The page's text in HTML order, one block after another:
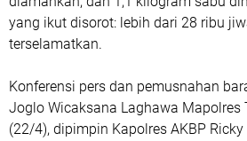
yang ikut disorot: lebih dari 28 ribu
terselamatkan.
Konferensi pers dan pemusnahan
Joglo Wicaksana Laghawa Mapolres
(22/4), dipimpin Kapolres AKBP